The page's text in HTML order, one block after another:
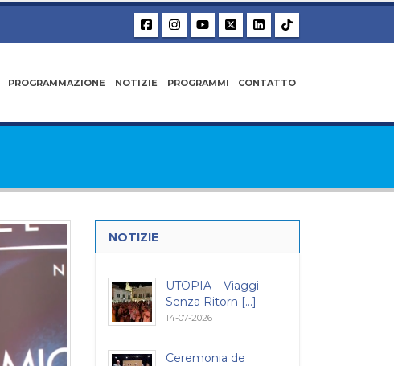
PROGRAMMAZIONE NOTIZIE PROGRAMMI CONTATTO
NOTIZIE
UTOPIA – Viaggi
Senza Ritorn [...]
14-07-2026
Ceremonia de